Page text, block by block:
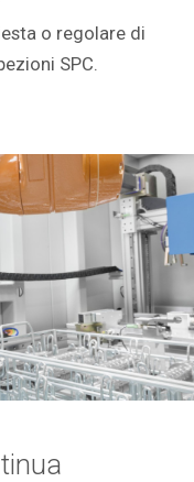
o regolare di
SPC.